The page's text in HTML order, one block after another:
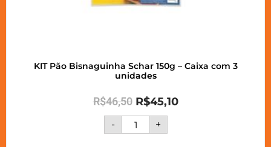
KIT Pão Bisnaguinha Schar 150g – Caixa com 3
unidades
R$46,50 R$45,10
- +